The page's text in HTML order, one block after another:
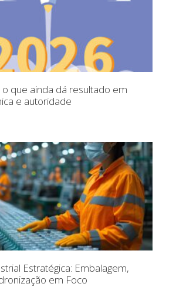
que ainda dá resultado em
e autoridade
Estratégica: Embalagem,
em Foco